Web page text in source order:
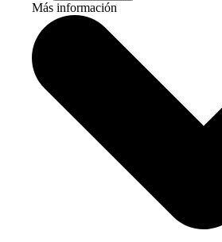
Más información